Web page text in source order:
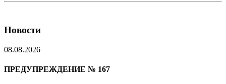
Новости
08.08.2026
ПРЕДУПРЕЖДЕНИЕ № 167